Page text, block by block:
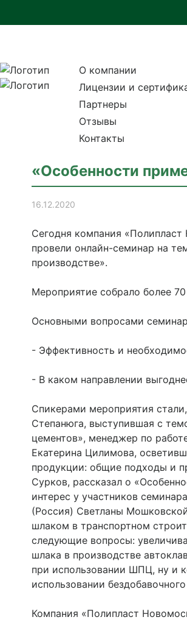
О компании
Лицензии и
Партнеры
Отзывы
Контакты
«Особенности
16.12.2020
Сегодня компания
провели онлайн-семинар на
производстве».
Мероприятие собрало более
Основными вопросами
- Эффективность и
- В каком направлении
Спикерами мероприятия
Степанюга, выступившая с
цементов», менеджер по
Екатерина Цилимова,
продукции: общие подходы и
Сурков, рассказал о
интерес у участников
(Россия) Светланы
шлаком в транспортном
следующие вопросы:
шлака в производстве
при использовании ШПЦ, ну и
использовании
Компания «Полипласт